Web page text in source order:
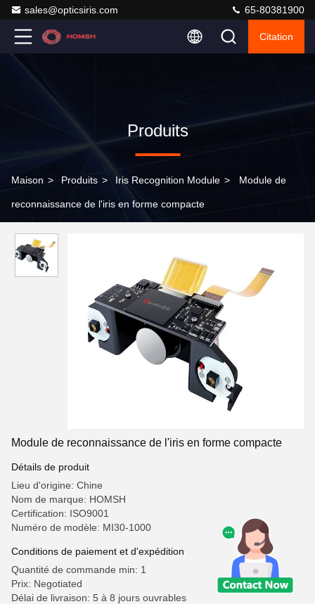
sales@opticsiris.com 65-80381900
Citation
Produits
Maison > Produits > Iris Recognition Module > Module de
reconnaissance de l'iris en forme compacte
Module de reconnaissance de l'iris en forme compacte
Détails de produit
Lieu d'origine: Chine
Nom de marque: HOMSH
Certification: ISO9001
Numéro de modèle: MI30-1000
Conditions de paiement et d'expédition
Quantité de commande min: 1
Prix: Negotiated
Délai de livraison: 5 à 8 jours ouvrables